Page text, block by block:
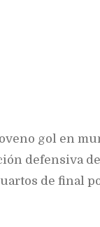
gol en
defensiva
de final